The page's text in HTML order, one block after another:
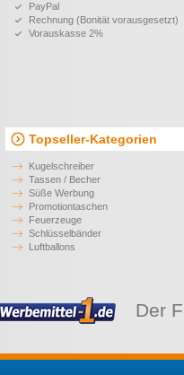
PayPal
Rechnung (Bonität vorausgesetzt)
Vorauskasse 2%
Topseller-Kategorien
Kugelschreiber
Tassen / Becher
Süße Werbung
Promotiontaschen
Feuerzeuge
Schlüsselbänder
Luftballons
Der